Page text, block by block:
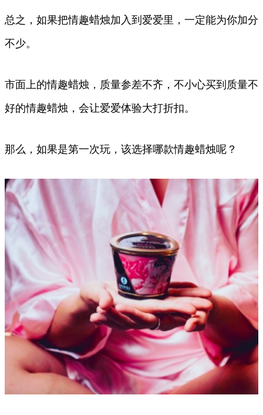
总之，如果把情趣蜡烛加入到爱爱里，一定能为你加分
不少。
市面上的情趣蜡烛，质量参差不齐，不小心买到质量不
好的情趣蜡烛，会让爱爱体验大打折扣。
那么，如果是第一次玩，该选择哪款情趣蜡烛呢？